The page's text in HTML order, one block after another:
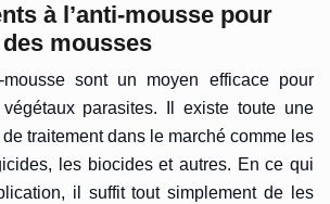
à l’anti-mousse pour
des mousses
mousse sont un moyen efficace pour
parasites. Il existe toute une
traitement dans le marché comme les
les biocides et autres. En ce qui
il suffit tout simplement de les